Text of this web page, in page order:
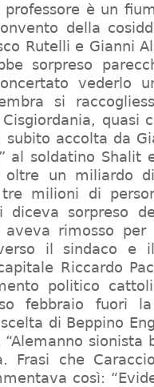
professore è un
della
Rutelli e Gianni
sorpreso
vederlo
si
quasi
subito accolta da
al soldatino Shalit
oltre un miliardo
milioni di
diceva sorpreso
rimosso
il sindaco e
Riccardo
politico
febbraio fuori
di Beppino
sionista
Frasi che
così: